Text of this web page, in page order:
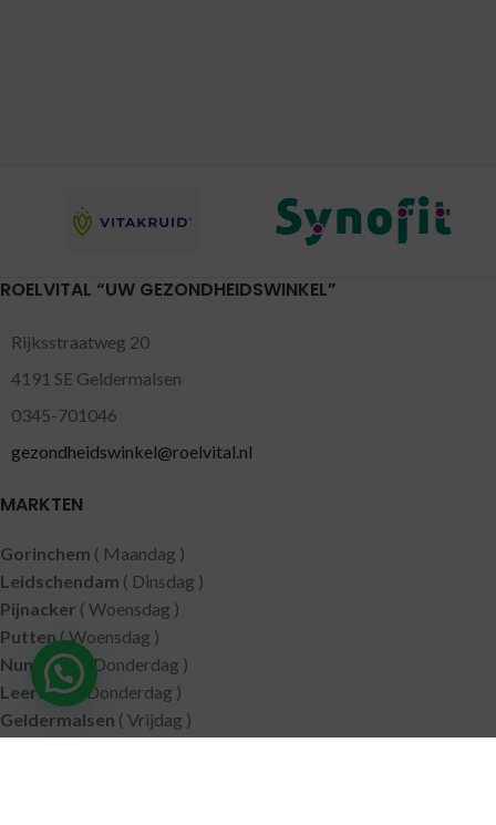
ROELVITAL “UW GEZONDHEIDSWINKEL”
Rijksstraatweg 20
4191 SE Geldermalsen
0345-701046
gezondheidswinkel@roelvital.nl
MARKTEN
Gorinchem ( Maandag )
Leidschendam ( Dinsdag )
Pijnacker ( Woensdag )
Putten( Woensdag )
Nunspeet( Donderdag )
Leerdam( Donderdag )
Geldermalsen ( Vrijdag )